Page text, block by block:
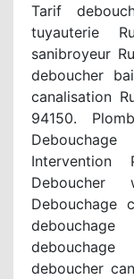
Tarif
tuyauterie
sanibroyeur
deboucher
canalisation
94150.
Intervention
Debouchage
deboucher